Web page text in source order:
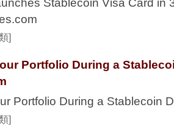
]
Portfolio During a
Portfolio During a Stablecoin
]